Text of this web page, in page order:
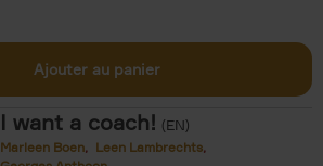
Ajouter au panier
I want a coach! (EN)
Marleen Boen
Leen Lambrechts